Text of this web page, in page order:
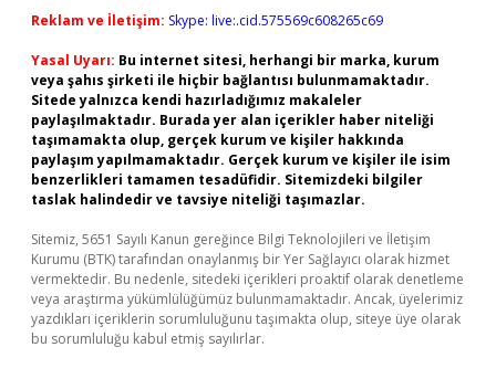
Reklam ve İletişim: Skype: live:.cid.575569c608265c69
Yasal Uyarı: Bu internet sitesi, herhangi bir marka, kurum
veya şahıs şirketi ile hiçbir bağlantısı bulunmamaktadır.
Sitede yalnızca kendi hazırladığımız makaleler
paylaşılmaktadır. Burada yer alan içerikler haber niteliği
taşımamakta olup, gerçek kurum ve kişiler hakkında
paylaşım yapılmamaktadır. Gerçek kurum ve kişiler ile isim
benzerlikleri tamamen tesadüfidir. Sitemizdeki bilgiler
taslak halindedir ve tavsiye niteliği taşımazlar.
Sitemiz, 5651 Sayılı Kanun gereğince Bilgi Teknolojileri ve İletişim
Kurumu (BTK) tarafından onaylanmış bir Yer Sağlayıcı olarak hizmet
vermektedir. Bu nedenle, sitedeki içerikleri proaktif olarak denetleme
veya araştırma yükümlülüğümüz bulunmamaktadır. Ancak, üyelerimiz
yazdıkları içeriklerin sorumluluğunu taşımakta olup, siteye üye olarak
bu sorumluluğu kabul etmiş sayılırlar.